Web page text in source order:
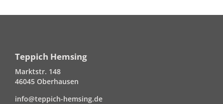
Teppich Hemsing
Marktstr. 148
46045 Oberhausen
info@teppich-hemsing.de